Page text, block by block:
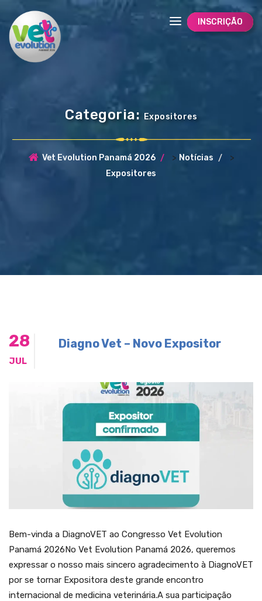
INSCRIÇÃO
Categoria: Expositores
Vet Evolution Panamá 2026 > Notícias >
Expositores
28
JUL
Diagno Vet – Novo Expositor
Bem-vinda a DiagnoVET ao Congresso Vet Evolution
Panamá 2026No Vet Evolution Panamá 2026, queremos
expressar o nosso mais sincero agradecimento à DiagnoVET
por se tornar Expositora deste grande encontro
internacional de medicina veterinária.A sua participação